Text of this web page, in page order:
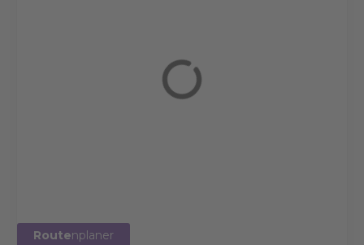
Routenplaner